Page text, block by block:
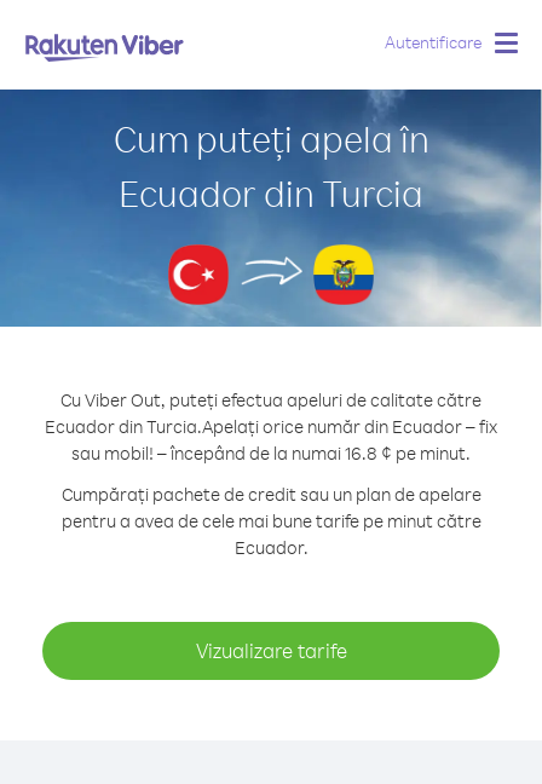
Autentificare
Cum puteți apela în
Ecuador din Turcia
Cu Viber Out, puteți efectua apeluri de calitate către
Ecuador din Turcia.Apelați orice număr din Ecuador – fix
sau mobil! – începând de la numai 16.8 ¢ pe minut.
Cumpărați pachete de credit sau un plan de apelare
pentru a avea de cele mai bune tarife pe minut către
Ecuador.
Vizualizare tarife